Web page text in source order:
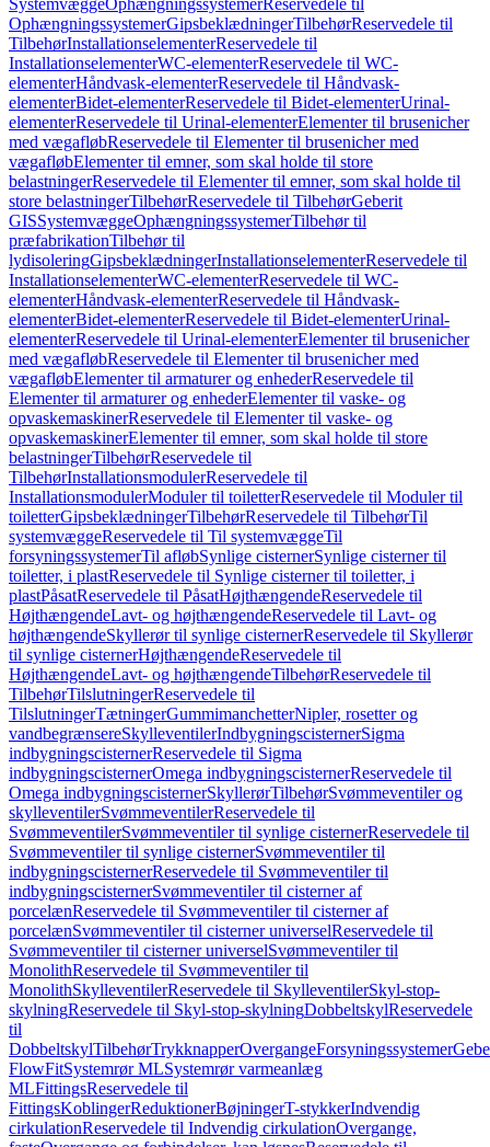
SystemvæggeOphængningssystemerReservedele til
OphængningssystemerGipsbeklædningerTilbehørReservedele til
TilbehørInstallationselementerReservedele til
InstallationselementerWC-elementerReservedele til WC-
elementerHåndvask-elementerReservedele til Håndvask-
elementerBidet-elementerReservedele til Bidet-elementerUrinal-
elementerReservedele til Urinal-elementerElementer til brusenicher
med vægafløbReservedele til Elementer til brusenicher med
vægafløbElementer til emner, som skal holde til store
belastningerReservedele til Elementer til emner, som skal holde til
store belastningerTilbehørReservedele til TilbehørGeberit
GISSystemvæggeOphængningssystemerTilbehør til
præfabrikationTilbehør til
lydisoleringGipsbeklædningerInstallationselementerReservedele til
InstallationselementerWC-elementerReservedele til WC-
elementerHåndvask-elementerReservedele til Håndvask-
elementerBidet-elementerReservedele til Bidet-elementerUrinal-
elementerReservedele til Urinal-elementerElementer til brusenicher
med vægafløbReservedele til Elementer til brusenicher med
vægafløbElementer til armaturer og enhederReservedele til
Elementer til armaturer og enhederElementer til vaske- og
opvaskemaskinerReservedele til Elementer til vaske- og
opvaskemaskinerElementer til emner, som skal holde til store
belastningerTilbehørReservedele til
TilbehørInstallationsmodulerReservedele til
InstallationsmodulerModuler til toiletterReservedele til Moduler til
toiletterGipsbeklædningerTilbehørReservedele til TilbehørTil
systemvæggeReservedele til Til systemvæggeTil
forsyningssystemerTil afløbSynlige cisternerSynlige cisterner til
toiletter, i plastReservedele til Synlige cisterner til toiletter, i
plastPåsatReservedele til PåsatHøjthængendeReservedele til
HøjthængendeLavt- og højthængendeReservedele til Lavt- og
højthængendeSkyllerør til synlige cisternerReservedele til Skyllerør
til synlige cisternerHøjthængendeReservedele til
HøjthængendeLavt- og højthængendeTilbehørReservedele til
TilbehørTilslutningerReservedele til
TilslutningerTætningerGummimanchetterNipler, rosetter og
vandbegrænsereSkylleventilerIndbygningscisternerSigma
indbygningscisternerReservedele til Sigma
indbygningscisternerOmega indbygningscisternerReservedele til
Omega indbygningscisternerSkyllerørTilbehørSvømmeventiler og
skylleventilerSvømmeventilerReservedele til
SvømmeventilerSvømmeventiler til synlige cisternerReservedele til
Svømmeventiler til synlige cisternerSvømmeventiler til
indbygningscisternerReservedele til Svømmeventiler til
indbygningscisternerSvømmeventiler til cisterner af
porcelænReservedele til Svømmeventiler til cisterner af
porcelænSvømmeventiler til cisterner universelReservedele til
Svømmeventiler til cisterner universelSvømmeventiler til
MonolithReservedele til Svømmeventiler til
MonolithSkylleventilerReservedele til SkylleventilerSkyl-stop-
skylningReservedele til Skyl-stop-skylningDobbeltskylReservedele
til
DobbeltskylTilbehørTrykknapperOvergangeForsyningssystemer
FlowFitSystemrør MLSystemrør varmeanlæg
MLFittingsReservedele til
FittingsKoblingerReduktionerBøjningerT-stykkerIndvendig
cirkulationReservedele til Indvendig cirkulationOvergange,